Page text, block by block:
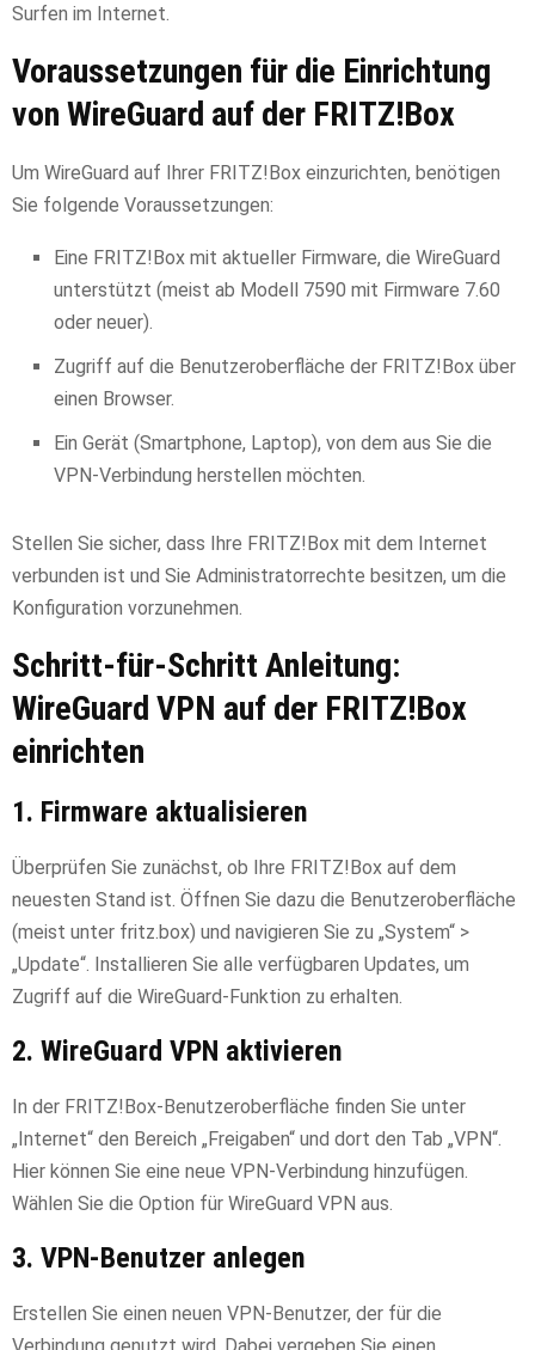
Surfen im Internet.
Voraussetzungen für die Einrichtung
von WireGuard auf der FRITZ!Box
Um WireGuard auf Ihrer FRITZ!Box einzurichten, benötigen
Sie folgende Voraussetzungen:
Eine FRITZ!Box mit aktueller Firmware, die WireGuard
unterstützt (meist ab Modell 7590 mit Firmware 7.60
oder neuer).
Zugriff auf die Benutzeroberfläche der FRITZ!Box über
einen Browser.
Ein Gerät (Smartphone, Laptop), von dem aus Sie die
VPN-Verbindung herstellen möchten.
Stellen Sie sicher, dass Ihre FRITZ!Box mit dem Internet
verbunden ist und Sie Administratorrechte besitzen, um die
Konfiguration vorzunehmen.
Schritt-für-Schritt Anleitung:
WireGuard VPN auf der FRITZ!Box
einrichten
1. Firmware aktualisieren
Überprüfen Sie zunächst, ob Ihre FRITZ!Box auf dem
neuesten Stand ist. Öffnen Sie dazu die Benutzeroberfläche
(meist unter fritz.box) und navigieren Sie zu „System“ >
„Update“. Installieren Sie alle verfügbaren Updates, um
Zugriff auf die WireGuard-Funktion zu erhalten.
2. WireGuard VPN aktivieren
In der FRITZ!Box-Benutzeroberfläche finden Sie unter
„Internet“ den Bereich „Freigaben“ und dort den Tab „VPN“.
Hier können Sie eine neue VPN-Verbindung hinzufügen.
Wählen Sie die Option für WireGuard VPN aus.
3. VPN-Benutzer anlegen
Erstellen Sie einen neuen VPN-Benutzer, der für die
Verbindung genutzt wird. Dabei vergeben Sie einen